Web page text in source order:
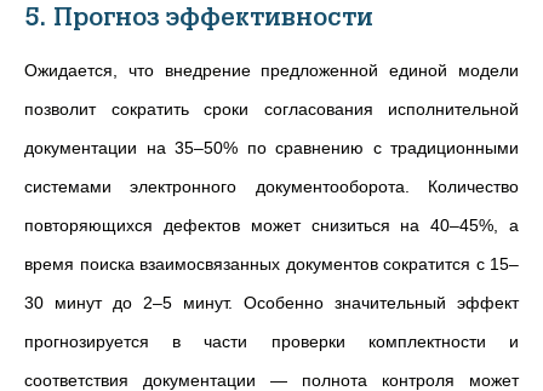
5. Прогноз эффективности
Ожидается, что внедрение предложенной единой модели
позволит сократить сроки согласования исполнительной
документации на 35–50% по сравнению с традиционными
системами электронного документооборота. Количество
повторяющихся дефектов может снизиться на 40–45%, а
время поиска взаимосвязанных документов сократится с 15–
30 минут до 2–5 минут. Особенно значительный эффект
прогнозируется в части проверки комплектности и
соответствия документации — полнота контроля может